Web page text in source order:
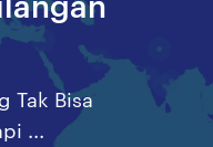
Tak Bisa
...